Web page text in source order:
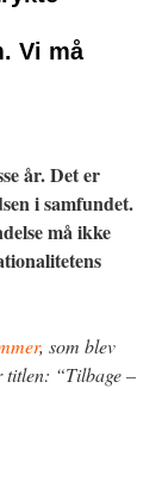
Vi må
år. Det er
i samfundet.
må ikke
, som blev
titlen: “Tilbage –